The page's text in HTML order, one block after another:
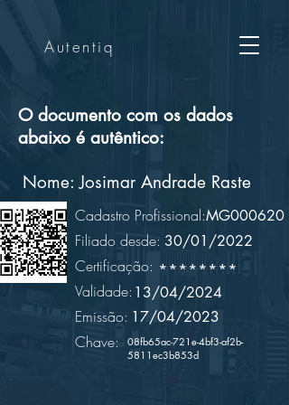
Autentiq
O documento com os dados
abaixo é autêntico:
Nome:
Cadastro Profissional:
Filiado desde:
Certificação:
Validade:
Emissão:
Chave:
08fb65ac-721e-4bf3-af2b-
5811ec3b853d
13/04/2024
Josimar Andrade Raste
17/04/2023
********
30/01/2022
MG000620